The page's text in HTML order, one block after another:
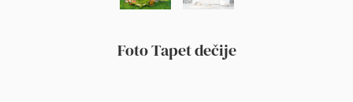
Foto Tapet dečije